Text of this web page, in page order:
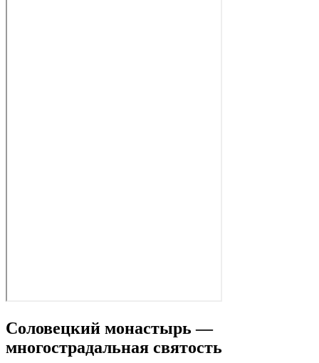
Соловецкий монастырь —
многострадальная святость